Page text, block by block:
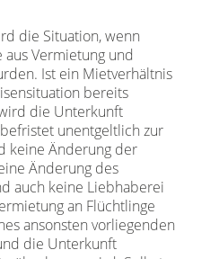
die Situation, wenn
Vermietung und
Ist ein Mietverhältnis
bereits
die Unterkunft
unentgeltlich zur
keine Änderung der
Änderung des
auch keine Liebhaberei
an Flüchtlinge
ansonsten vorliegenden
die Unterkunft